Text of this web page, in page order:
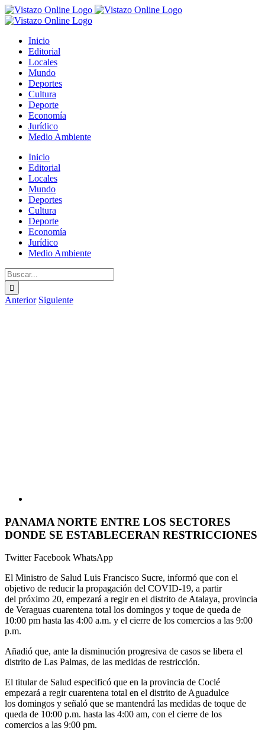
Saltar
al
Inicio
Editorial
Locales
Mundo
Deportes
Cultura
Deporte
Economía
Jurídico
Medio Ambiente
Inicio
Editorial
Locales
Mundo
Deportes
Cultura
Deporte
Economía
Jurídico
Medio Ambiente
Buscar:
Anterior Siguiente
PANAMA NORTE ENTRE LOS SECTORES
DONDE SE ESTABLECERAN RESTRICCIONES
TwitterFacebook WhatsApp
El Ministro de Salud Luis Francisco Sucre, informó que con el
objetivo de reducir la propagación del COVID-19, a partir
del próximo 20, empezará a regir en el distrito de Atalaya, provincia
de Veraguas cuarentena total los domingos y toque de queda de
10:00 pm hasta las 4:00 a.m. y el cierre de los comercios a las 9:00
p.m.
Añadió que, ante la disminución progresiva de casos se libera el
distrito de Las Palmas, de las medidas de restricción.
El titular de Salud especificó que en la provincia de Coclé
empezará a regir cuarentena total en el distrito de Aguadulce
los domingos y señaló que se mantendrá las medidas de toque de
queda de 10:00 p.m. hasta las 4:00 am, con el cierre de los
comercios a las 9:00 pm.